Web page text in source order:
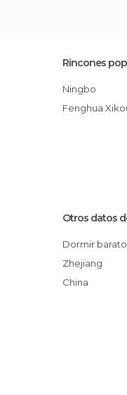
Rincones
Ningbo
Fenghua
Otros datos
Dormir barato
Zhejiang
China